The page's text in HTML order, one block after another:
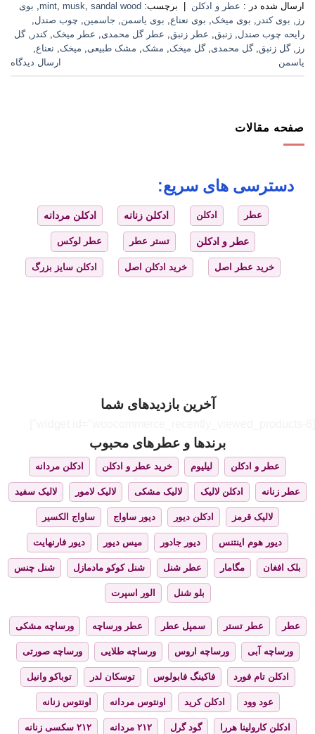
ارسال شده در : عطر و ادکلن برچسب: mint, musk, sandal wood
, بوی
رز , بوی کندر , بوی میخک, بوی نعناع, بوی یاسمن, جاسمین, چوب صندل,
رایحه چوب صندل, زنبق, عطر زنبق, عطر گل محمدی, عطر میخک,کندر ,گل
رز ,گل زنبق,گل محمدی,گل میخک, مشک, مشک طبیعی, میخک, نعناع,
یاسمن
ارسال دیدگاه
صفحه مقالات
دسترسی های سریع:
عطر ادکلن ادکلن زنانه ادکلن مردانه
عطر و ادکلن تستر عطر عطر لوکس
خرید عطر اصل خرید ادکلن اصل ادکلن سایز بزرگ
آخرین بازدیدهای شما
برندها و عطرهای محبوب
عطر و ادکلن لیلیوم خرید عطر و ادکلن ادکلن مردانه
عطر زنانه ادکلن لالیک لالیک مشکی لالیک لامور لالیک سفید
لالیک قرمز ادکلن دیور دیور ساواج ساواج الکسیر
دیور هوم اینتنس دیور جادور میس دیور دیور فارنهایت
بلک افغان مگامار عطر شنل شنل کوکو مادمازل شنل چنس
بلو شنل الور اسپرت
عطر عطر تستر سمپل عطر عطر ورساچه ورساچه مشکی
ورساچه آبی ورساچه اروس ورساچه طلایی ورساچه صورتی
ادکلن تام فورد فاکینگ فابولوس توسکان لدر توباکو وانیل
عود وود ادکلن کرید اونتوس مردانه اونتوس زنانه
ادکلن کارولینا هررا گود گرل ۲۱۲ مردانه ۲۱۲ سکسی زنانه